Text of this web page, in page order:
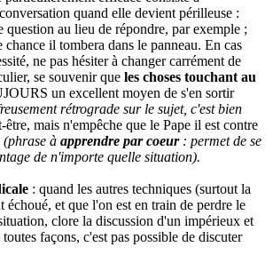
quand elle devient périlleuse :
question au lieu de répondre, par exemple ;
chance il tombera dans le panneau. En cas
ne pas hésiter à changer carrément de
se souvenir que les choses touchant au
un excellent moyen de s'en sortir
rétrograde sur le sujet, c'est bien
être, mais n'empêche que le Pape il est contre
(phrase à apprendre par coeur: permet de se
de n'importe quelle situation).
: quand les autres techniques (surtout la
échoué, et que l'on est en train de perdre le
clore la discussion d'un impérieux et
façons, c'est pas possible de discuter